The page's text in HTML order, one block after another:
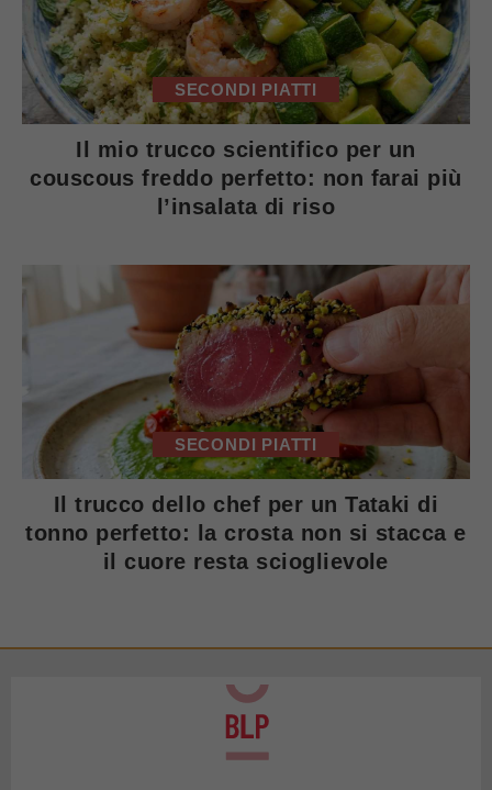
SECONDI PIATTI
Il mio trucco scientifico per un
couscous freddo perfetto: non farai più
l’insalata di riso
SECONDI PIATTI
Il trucco dello chef per un Tataki di
tonno perfetto: la crosta non si stacca e
il cuore resta scioglievole